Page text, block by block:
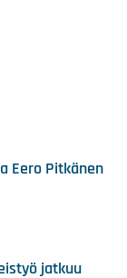
Eero Pitkänen
jatkuu